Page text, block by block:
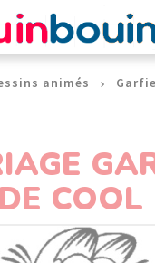
animés
COOL
des cookies